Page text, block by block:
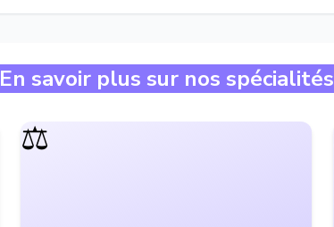
En savoir plus sur nos spécialités
⚖️